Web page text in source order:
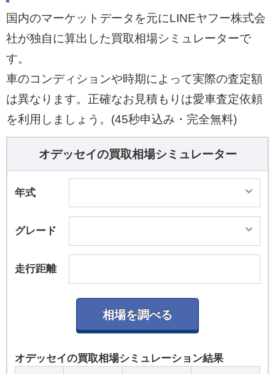
国内のマーケットデータを元にLINEヤフー株式会
社が独自に算出した買取相場シミュレーターで
す。
車のコンディションや時期によって実際の査定額
は異なります。正確なお見積もりは愛車査定依頼
を利用しましょう。(45秒申込み・完全無料)
オデッセイの買取相場シミュレーター
年式
グレード
走行距離
オデッセイの買取相場シミュレーション結果